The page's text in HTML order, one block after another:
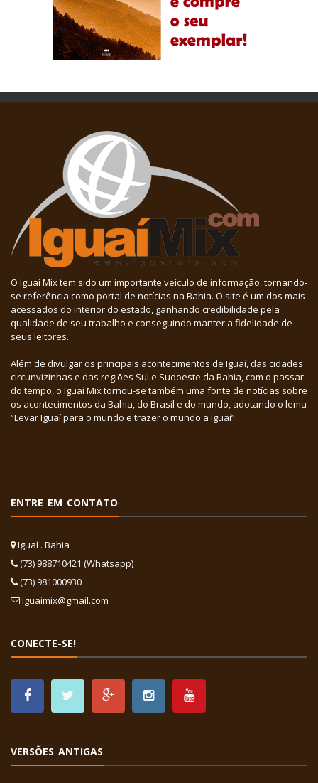
O Iguaí Mix tem sido um importante veículo de informação, tornando-
se referência como portal de notícias na Bahia. O site é um dos mais
acessados do interior do estado, ganhando credibilidade pela
qualidade de seu trabalho e conseguindo manter a fidelidade de
seus leitores.
Além de divulgar os principais acontecimentos de Iguaí, das cidades
circunvizinhas e das regiões Sul e Sudoeste da Bahia, com o passar
do tempo, o Iguaí Mix tornou-se também uma fonte de notícias sobre
os acontecimentos da Bahia, do Brasil e do mundo, adotando o lema
“Levar Iguaí para o mundo e trazer o mundo a Iguaí”.
ENTRE EM CONTATO
Iguaí . Bahia
(73) 988710421 (Whatsapp)
(73) 981000930
iguaimix@gmail.com
CONECTE-SE!
VERSÕES ANTIGAS